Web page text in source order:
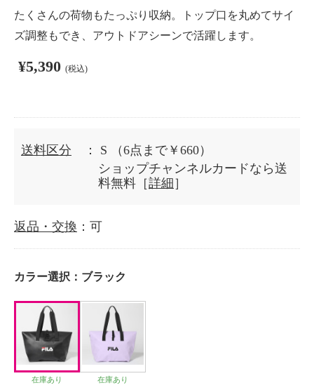
たくさんの荷物もたっぷり収納。トップ口を丸めてサイ
ズ調整もでき、アウトドアシーンで活躍します。
¥5,390 (税込)
送料区分 ： S
（6点まで￥660）
ショップチャンネルカードなら送
料無料［詳細 ］
返品・交換 ：可
カラー選択： ブラック
在庫あり 在庫あり